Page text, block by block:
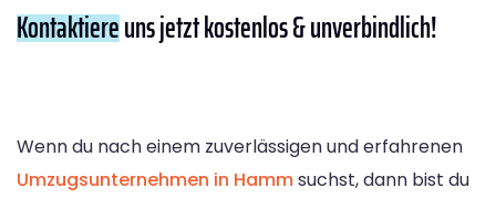
Kontaktiereuns jetzt kostenlos & unverbindlich!
Wenn du nach einem zuverlässigen und erfahrenen
Umzugsunternehmen in Hammsuchst, dann bist du